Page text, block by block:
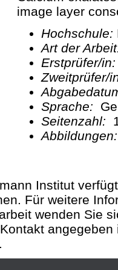
image layer
Hochschule:
Art der
Erstprüfer/
Sprache:
Seitenzahl:
Institut
Für weitere
wenden Sie